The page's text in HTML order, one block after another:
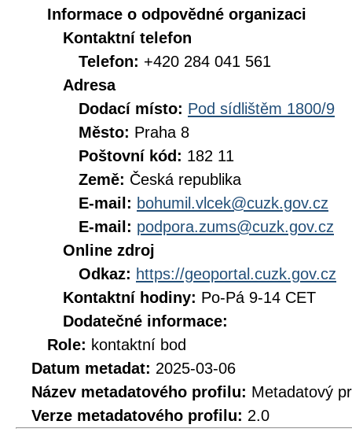
Informace o odpovědné organizaci
Kontaktní telefon
Telefon: +420 284 041 561
Adresa
Dodací místo: Pod sídlištěm 1800/9
Město: Praha 8
Poštovní kód: 182 11
Země: Česká republika
E-mail: bohumil.vlcek@cuzk.gov.cz
E-mail: podpora.zums@cuzk.gov.cz
Online zdroj
Odkaz: https://geoportal.cuzk.gov.cz
Kontaktní hodiny: Po-Pá 9-14 CET
Dodatečné informace:
Role: kontaktní bod
Datum metadat: 2025-03-06
Název metadatového profilu: Metadatový
Verze metadatového profilu: 2.0